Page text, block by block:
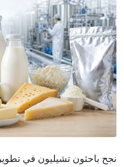
نجح باحثون تشيليون في